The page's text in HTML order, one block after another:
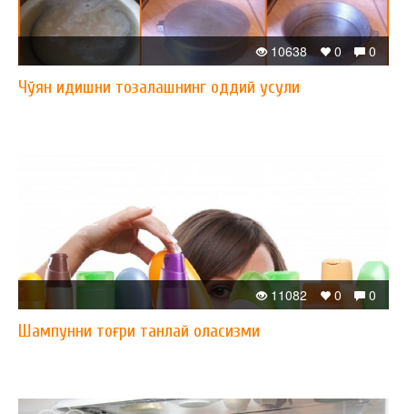
0
0
10638
Чўян идишни тозалашнинг оддий усули
0
0
11082
Шампунни тоғри танлай оласизми